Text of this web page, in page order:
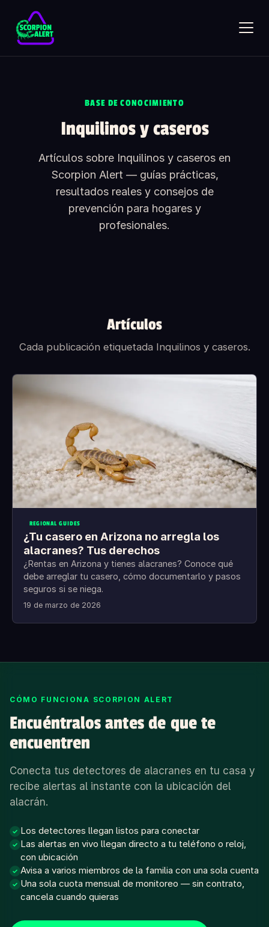
BASE DE CONOCIMIENTO
Inquilinos y caseros
Artículos sobre Inquilinos y caseros en
Scorpion Alert — guías prácticas,
resultados reales y consejos de
prevención para hogares y
profesionales.
Artículos
Cada publicación etiquetada Inquilinos y caseros.
REGIONAL GUIDES
¿Tu casero en Arizona no arregla los
alacranes? Tus derechos
¿Rentas en Arizona y tienes alacranes? Conoce qué
debe arreglar tu casero, cómo documentarlo y pasos
seguros si se niega.
19 de marzo de 2026
CÓMO FUNCIONA SCORPION ALERT
Encuéntralos antes de que te
encuentren
Conecta tus detectores de alacranes en tu casa y
recibe alertas al instante con la ubicación del
alacrán.
✓ Los detectores llegan listos para conectar
✓ Las alertas en vivo llegan directo a tu teléfono o reloj,
con ubicación
✓ Avisa a varios miembros de la familia con una sola cuenta
✓ Una sola cuota mensual de monitoreo — sin contrato,
cancela cuando quieras
AI assistant · online
pregunta de inicio o escribe la tuya.
¿Cómo funciona el detector de alacranes?
¿Es seguro con niños y mascotas?